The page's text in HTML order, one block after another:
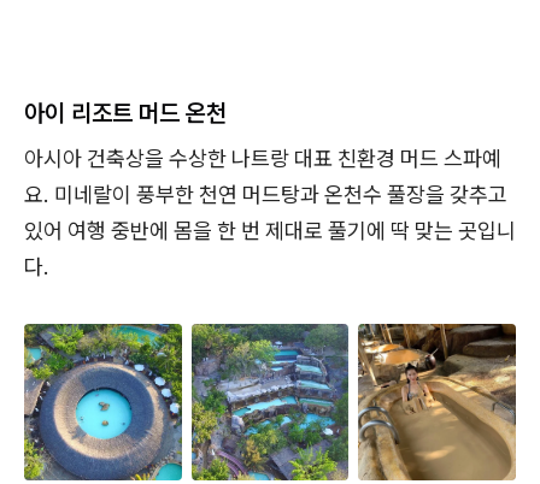
아이 리조트 머드 온천
아시아 건축상을 수상한 나트랑 대표 친환경 머드 스파예
요. 미네랄이 풍부한 천연 머드탕과 온천수 풀장을 갖추고
있어 여행 중반에 몸을 한 번 제대로 풀기에 딱 맞는 곳입니
다.